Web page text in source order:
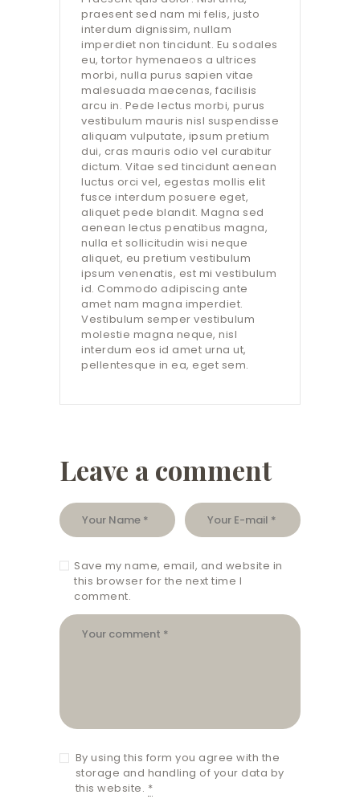
praesent sed nam mi felis, justo
interdum dignissim, nullam
imperdiet non tincidunt. Eu sodales
eu, tortor hymenaeos a ultrices
morbi, nulla purus sapien vitae
malesuada maecenas, facilisis
arcu in. Pede lectus morbi, purus
vestibulum mauris nisl suspendisse
aliquam vulputate, ipsum pretium
dui, cras mauris odio vel curabitur
dictum. Vitae sed tincidunt aenean
luctus orci vel, egestas mollis elit
fusce interdum posuere eget,
aliquet pede blandit. Magna sed
aenean lectus penatibus magna,
nulla et sollicitudin wisi neque
aliquet, eu pretium vestibulum
ipsum venenatis, est mi vestibulum
id. Commodo adipiscing ante
amet nam magna imperdiet.
Vestibulum semper vestibulum
molestie magna neque, nisl
interdum eos id amet urna ut,
pellentesque in ea, eget sem.
Leave a comment
Save my name, email, and website in
this browser for the next time I
comment.
By using this form you agree with the
storage and handling of your data by
this website. *